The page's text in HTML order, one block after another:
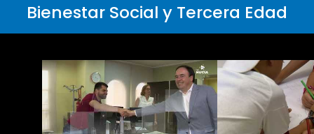
Bienestar Social y Tercera Edad